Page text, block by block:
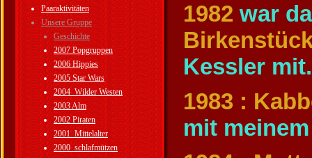
Paaraktivitäten
Unsere Gruppe
Geschichte
2007 Popgruppen
2006 Hippies
2005 Star Wars
2004_Wilder Westen
2003 Alm
2002 Piraten
2001_Mittelalter
2000_schlafmützen
1982 war
Kessler mit.
1983 :
mit